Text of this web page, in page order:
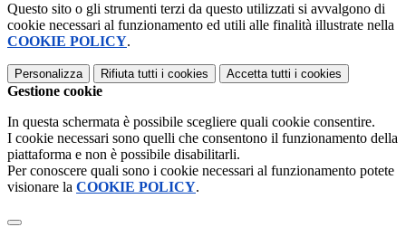
Questo sito o gli strumenti terzi da questo utilizzati si avvalgono di
cookie necessari al funzionamento ed utili alle finalità illustrate nella
COOKIE POLICY.
Personalizza Rifiuta tutti i cookies Accetta tutti i cookies
Gestione cookie
In questa schermata è possibile scegliere quali cookie consentire.
I cookie necessari sono quelli che consentono il funzionamento della
piattaforma e non è possibile disabilitarli.
Per conoscere quali sono i cookie necessari al funzionamento potete
visionare la COOKIE POLICY.